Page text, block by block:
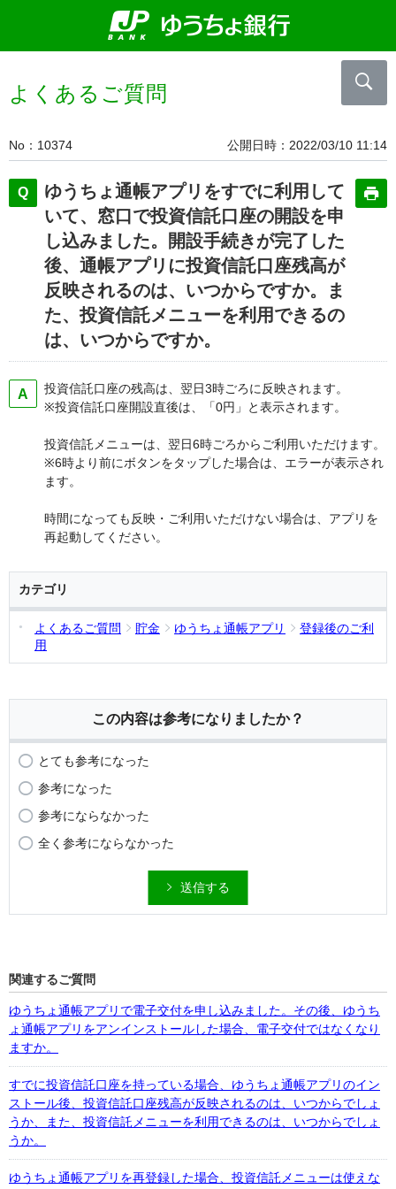
よくあるご質問
No 10374 公開日時 2022/03/10 11:14
ゆうちょ通帳アプリをすでに利用して
いて、窓口で投資信託口座の開設を申
し込みました。開設手続きが完了した
後、通帳アプリに投資信託口座残高が
反映されるのは、いつからですか。ま
た、投資信託メニューを利用できるの
は、いつからですか。
投資信託口座の残高は、翌日3時ごろに反映されます。
※投資信託口座開設直後は、「0円」と表示されます。
投資信託メニューは、翌日6時ごろからご利用いただけます。
※6時より前にボタンをタップした場合は、エラーが表示され
ます。
時間になっても反映・ご利用いただけない場合は、アプリを
再起動してください。
カテゴリ
よくあるご質問 貯金 ゆうちょ通帳アプリ
登録後のご利
用
この内容は参考になりましたか？
とても参考になった
参考になった
参考にならなかった
全く参考にならなかった
送信する
関連するご質問
ゆうちょ通帳アプリで電子交付を申し込みました。その後、ゆうち
ょ通帳アプリをアンインストールした場合、電子交付ではなくなり
ますか。
すでに投資信託口座を持っている場合、ゆうちょ通帳アプリのイン
ストール後、投資信託口座残高が反映されるのは、いつからでしょ
うか、また、投資信託メニューを利用できるのは、いつからでしょ
うか。
ゆうちょ通帳アプリを再登録した場合、投資信託メニューは使えな